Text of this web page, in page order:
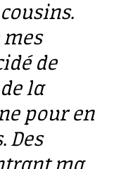
mes
de
la
pour en
Des